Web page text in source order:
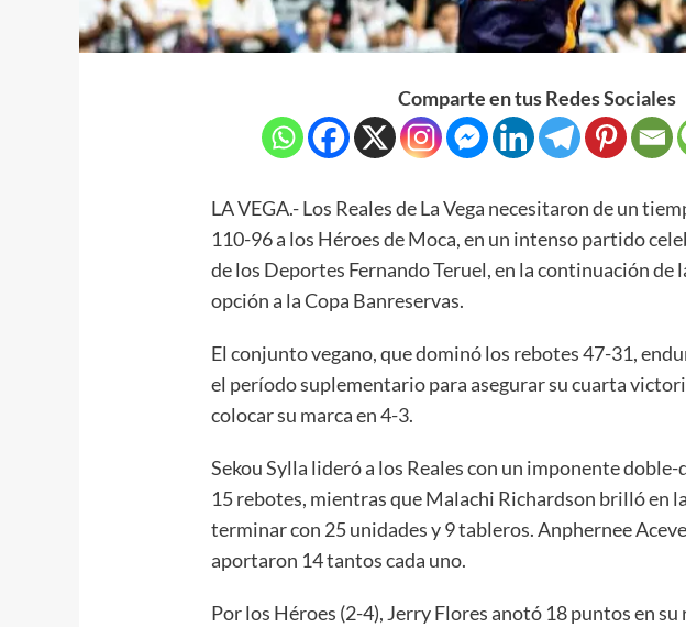
Comparte en tus Redes Sociales
LA VEGA.- Los Reales de La Vega necesitaron de un
110-96 a los Héroes de Moca, en un intenso partido
de los Deportes Fernando Teruel, en la continuación de
opción a la Copa Banreservas.
El conjunto vegano, que dominó los rebotes 47-31,
el período suplementario para asegurar su cuarta
colocar su marca en 4-3.
Sekou Sylla lideró a los Reales con un imponente
15 rebotes, mientras que Malachi Richardson brilló en
terminar con 25 unidades y 9 tableros. Anphernee
aportaron 14 tantos cada uno.
Por los Héroes (2-4), Jerry Flores anotó 18 puntos en su